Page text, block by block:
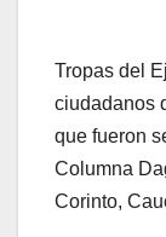
Tropas del
ciudadanos
que fueron
Columna
Corinto,